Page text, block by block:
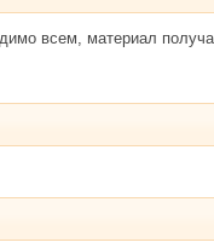
всем, материал